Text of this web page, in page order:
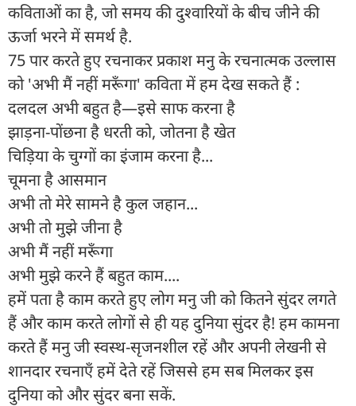
कविताओं का है, जो समय की दुश्वारियों के बीच जीने की
ऊर्जा भरने में समर्थ है.
75 पार करते हुए रचनाकर प्रकाश मनु के रचनात्मक उल्लास
को 'अभी मैं नहीं मरूँगा' कविता में हम देख सकते हैं :
दलदल अभी बहुत है—इसे साफ करना है
झाड़ना-पोंछना है धरती को, जोतना है खेत
चिड़िया के चुग्गों का इंजाम करना है...
चूमना है आसमान
अभी तो मेरे सामने है कुल जहान...
अभी तो मुझे जीना है
अभी मैं नहीं मरूँगा
अभी मुझे करने हैं बहुत काम....
हमें पता है काम करते हुए लोग मनु जी को कितने सुंदर लगते
हैं और काम करते लोगों से ही यह दुनिया सुंदर है! हम कामना
करते हैं मनु जी स्वस्थ-सृजनशील रहें और अपनी लेखनी से
शानदार रचनाएँ हमें देते रहें जिससे हम सब मिलकर इस
दुनिया को और सुंदर बना सकें.